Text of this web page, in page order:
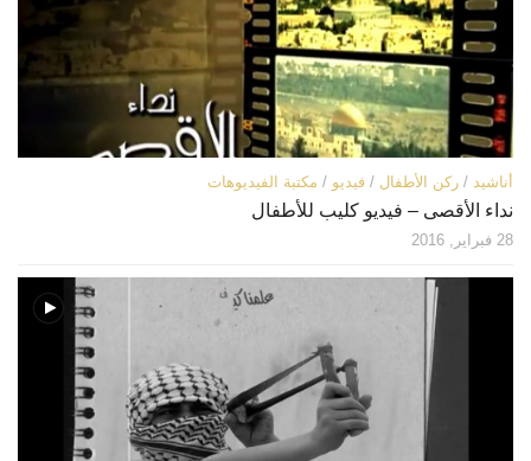
أناشيد / ركن الأطفال / فيديو / مكتبة الفيديوهات
نداء الأقصى – فيديو كليب للأطفال
28 فبراير, 2016